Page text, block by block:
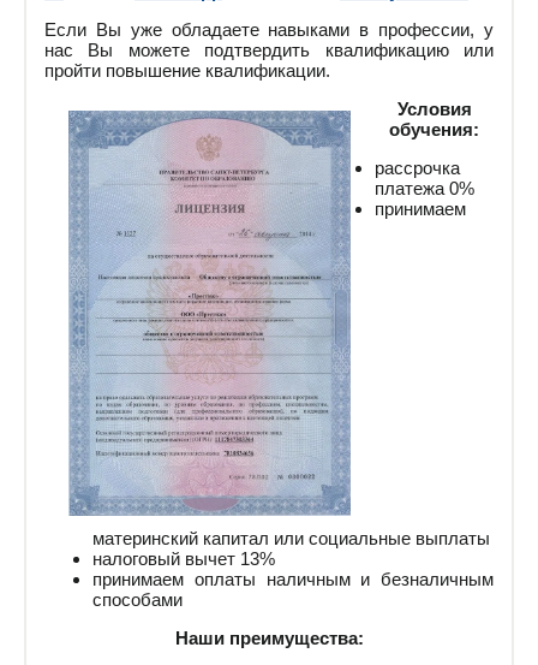
Если Вы уже обладаете навыками в профессии, у
нас Вы можете подтвердить квалификацию или
пройти повышение квалификации.
Условия
обучения:
рассрочка
платежа 0%
принимаем
материнский капитал или социальные выплаты
налоговый вычет 13%
принимаем оплаты наличным и безналичным
способами
Наши преимущества: